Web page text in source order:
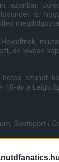
azonban
is,
de lövése
szünet
18-án a Leigh
Southport |
Poole,
használt